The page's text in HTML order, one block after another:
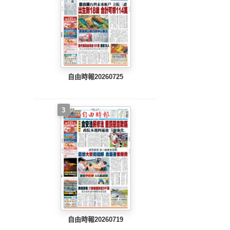
自由時報20260725
3
自由時報20260719